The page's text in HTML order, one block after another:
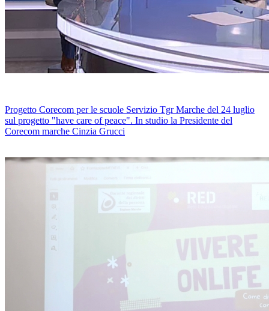
Progetto Corecom per le scuole Servizio Tgr Marche del 24 luglio
sul progetto "have care of peace". In studio la Presidente del
Corecom marche Cinzia Grucci